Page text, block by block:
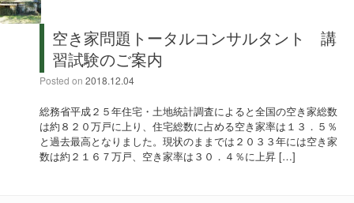
空き家問題トータルコンサルタント 講
習試験のご案内
Posted on 2018.12.04
総務省平成２５年住宅・土地統計調査によると全国の空き家総数
は約８２０万戸に上り、住宅総数に占める空き家率は１３．５％
と過去最高となりました。現状のままでは２０３３年には空き家
数は約２１６７万戸、空き家率は３０．４％に上昇 […]